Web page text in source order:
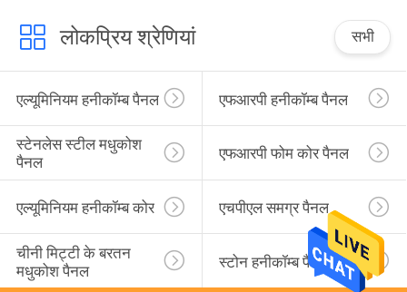
लोकप्रिय श्रेणियां सभी
एल्यूमिनियम हनीकॉम्ब पैनल एफआरपी हनीकॉम्ब पैनल
स्टेनलेस स्टील मधुकोश
पैनल
एफआरपी फोम कोर पैनल
एल्यूमिनियम हनीकॉम्ब कोर एचपीएल समग्र पैनल
चीनी मिट्टी के बरतन
मधुकोश पैनल
स्टोन हनीकॉम्ब पैनल